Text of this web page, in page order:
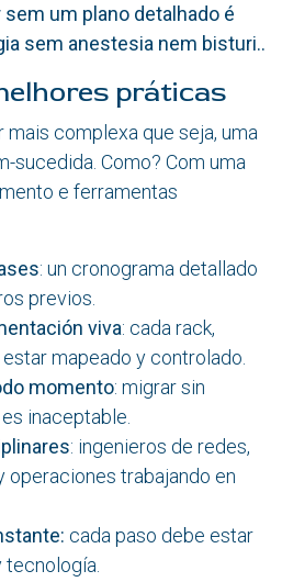
um plano detalhado é
sem anestesia nem bisturi..
práticas
mais complexa que seja, uma
sucedida. Como? Com uma
e ferramentas
: un cronograma detallado
previos.
viva: cada rack,
mapeado y controlado.
momento: migrar sin
inaceptable.
: ingenieros de redes,
operaciones trabajando en
cada paso debe estar